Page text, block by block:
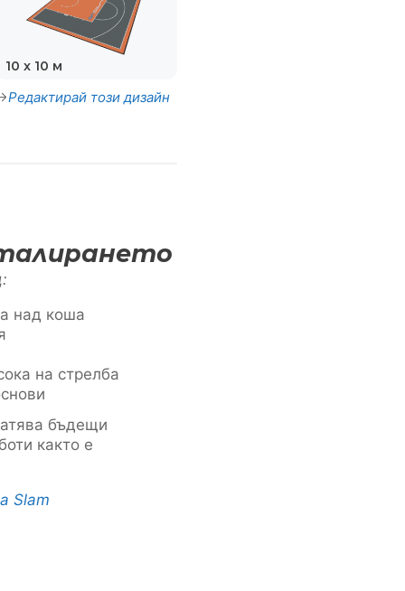
10 x 10 м
Редактирай този дизайн
над коша
на стрелба
бъдещи
както е
Slam